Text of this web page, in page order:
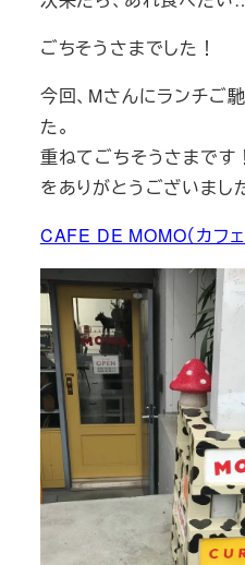
ごちそうさまでした！
今回、Mさんにランチご
た。
重ねてごちそうさまで
をありがとうございまし
CAFE DE MOMO（カフェ